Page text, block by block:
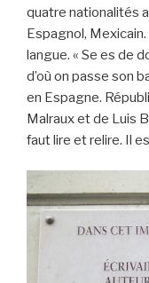
quatre nationalités
Espagnol, Mexicain.
langue. « Se es de
d’où on passe son
en Espagne.
Malraux et de Luis
faut lire et relire. Il